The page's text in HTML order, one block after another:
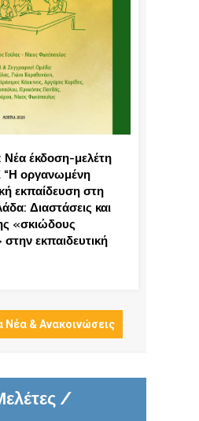
Νέα έκδοση-μελέτη
οργανωμένη
εκπαίδευση στη
Διαστάσεις και
«σκιώδους
εκπαιδευτική
Νέα & Ανακοινώσεις
/